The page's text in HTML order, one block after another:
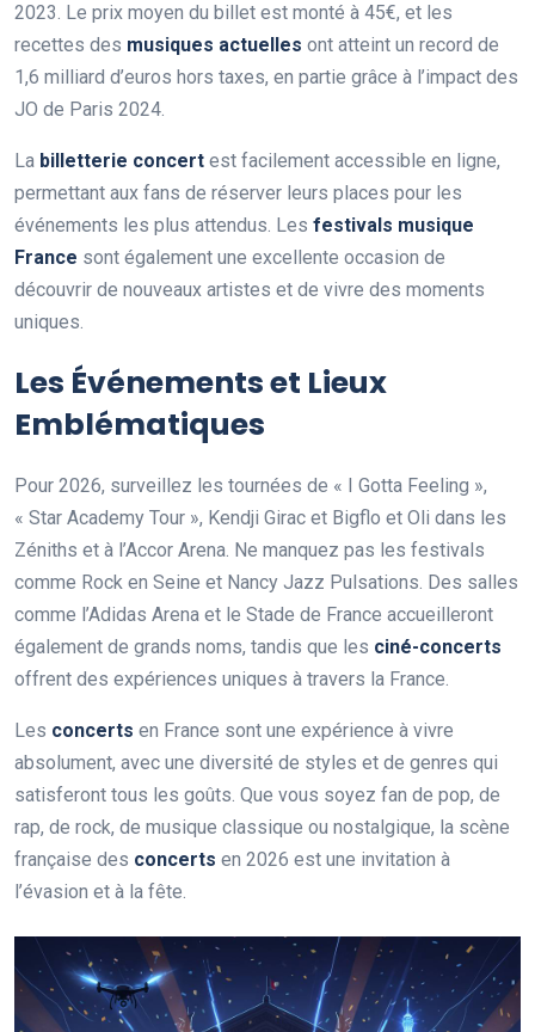
2023. Le prix moyen du billet est monté à 45€, et les
recettes des musiques actuelles ont atteint un record de
1,6 milliard d’euros hors taxes, en partie grâce à l’impact des
JO de Paris 2024.
La billetterie concert est facilement accessible en ligne,
permettant aux fans de réserver leurs places pour les
événements les plus attendus. Les festivals musique
France sont également une excellente occasion de
découvrir de nouveaux artistes et de vivre des moments
uniques.
Les Événements et Lieux
Emblématiques
Pour 2026, surveillez les tournées de « I Gotta Feeling »,
« Star Academy Tour », Kendji Girac et Bigflo et Oli dans les
Zéniths et à l’Accor Arena. Ne manquez pas les festivals
comme Rock en Seine et Nancy Jazz Pulsations. Des salles
comme l’Adidas Arena et le Stade de France accueilleront
également de grands noms, tandis que les ciné-concerts
offrent des expériences uniques à travers la France.
Les concerts en France sont une expérience à vivre
absolument, avec une diversité de styles et de genres qui
satisferont tous les goûts. Que vous soyez fan de pop, de
rap, de rock, de musique classique ou nostalgique, la scène
française des concerts en 2026 est une invitation à
l’évasion et à la fête.